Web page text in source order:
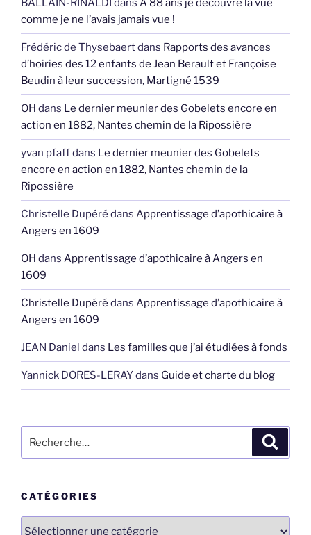
BALLAIN-RINALDI dans A 88 ans je découvre la vue
comme je ne l’avais jamais vue !
Frédéric de Thysebaertdans Rapports des avances
d’hoiries des 12 enfants de Jean Berault et Françoise
Beudin à leur succession, Martigné 1539
OH dans Le dernier meunier des Gobelets encore en
action en 1882, Nantes chemin de la Ripossière
yvan pfaffdans Le dernier meunier des Gobelets
encore en action en 1882, Nantes chemin de la
Ripossière
Christelle Dupéré dans Apprentissage d’apothicaire à
Angers en 1609
OH dans Apprentissage d’apothicaire à Angers en
1609
Christelle Dupéré dans Apprentissage d’apothicaire à
Angers en 1609
JEAN Daniel dans Les familles que j’ai étudiées à fonds
Yannick DORES-LERAYdans Guide et charte du blog
pour
CATÉGORIES
Catégories